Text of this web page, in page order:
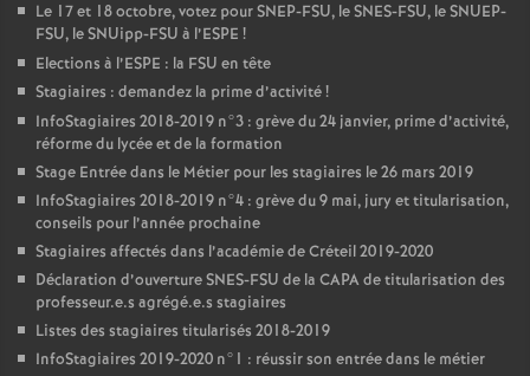
Le 17 et 18 octobre, votez pourSNEP-FSU, leSNES-FSU, leSNUEP-
FSU, le SNUipp-FSU à l’ESPE !
Elections à l’ESPE : la FSU en tête
Stagiaires : demandez la prime d’activité!
InfoStagiaires 2018-2019 n°3 : grève du 24 janvier, prime d’activité,
réforme du lycée et de la formation
Stage Entrée dans le Métier pour les stagiaires le 26 mars 2019
InfoStagiaires 2018-2019 n°4 : grève du 9 mai, jury et titularisation,
conseils pour l’année prochaine
Stagiaires affectés dans l’académie de Créteil 2019-2020
Déclaration d’ouvertureSNES-FSU de la CAPAde titularisation des
professeur.e.s agrégé.e.s stagiaires
Listes des stagiaires titularisés 2018-2019
InfoStagiaires 2019-2020 n°1 : réussir son entrée dans le métier